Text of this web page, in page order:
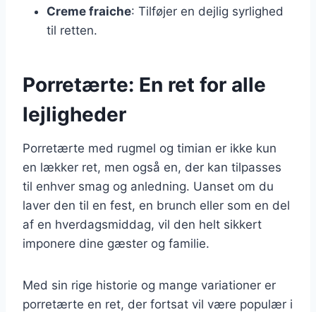
Creme fraiche: Tilføjer en dejlig syrlighed
til retten.
Porretærte: En ret for alle
lejligheder
Porretærte med rugmel og timian er ikke kun
en lækker ret, men også en, der kan tilpasses
til enhver smag og anledning. Uanset om du
laver den til en fest, en brunch eller som en del
af en hverdagsmiddag, vil den helt sikkert
imponere dine gæster og familie.
Med sin rige historie og mange variationer er
porretærte en ret, der fortsat vil være populær i